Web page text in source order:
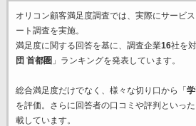
オリコン顧客満足度調査では、実際にサービ
ート調査を実施。
満足度に関する回答を基に、調査企業16社を
団 首都圏 」ランキングを発表しています。
総合満足度だけでなく、様々な切り口から「
を評価。さらに回答者の口コミや評判といっ
載しています。